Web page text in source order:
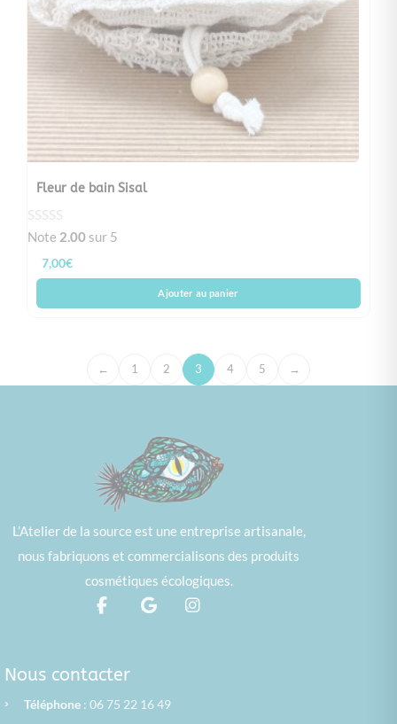
Fleur de bain Sisal
Note 2.00 sur 5
7,00€
Ajouter au panier
← 1 2 3 4 5 →
L’Atelier de la source est une entreprise artisanale,
nous fabriquons et commercialisons des produits
cosmétiques écologiques.
Nous contacter
› Téléphone: 06 75 22 16 49